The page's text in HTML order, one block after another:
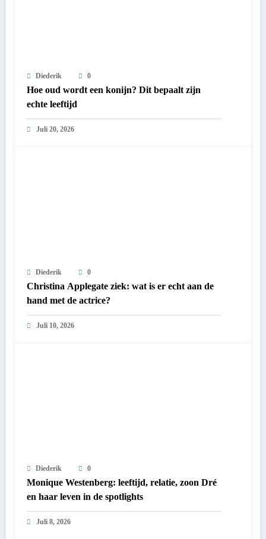
Diederik 0
Hoe oud wordt een konijn? Dit bepaalt zijn
echte leeftijd
Juli 20, 2026
Diederik 0
Christina Applegate ziek: wat is er echt aan de
hand met de actrice?
Juli 10, 2026
Diederik 0
Monique Westenberg: leeftijd, relatie, zoon Dré
en haar leven in de spotlights
Juli 8, 2026